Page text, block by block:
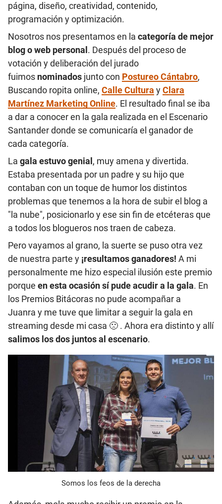
página, diseño, creatividad, contenido,
programación y optimización.
Nosotros nos presentamos en la categoría de mejor
blog o web personal . Después del proceso de
votación y deliberación del jurado
fuimos nominados junto con Postureo Cántabro,
Buscando ropita online, Calle Cultura yClara
Martínez Marketing Online. El resultado final se iba
a dar a conocer en la gala realizada en el Escenario
Santander donde se comunicaría el ganador de
cada categoría.
La gala estuvo genial , muy amena y divertida.
Estaba presentada por un padre y su hijo que
contaban con un toque de humor los distintos
problemas que tenemos a la hora de subir el blog a
"la nube", posicionarlo y ese sin fin de etcéteras que
a todos los blogueros nos traen de cabeza.
Pero vayamos al grano, la suerte se puso otra vez
de nuestra parte y ¡resultamos ganadores! A mi
personalmente me hizo especial ilusión este premio
porque en esta ocasión sí pude acudir a la gala. En
los Premios Bitácoras no pude acompañar a
Juanra y me tuve que limitar a seguir la gala en
streaming desde mi casa 🙁 . Ahora era distinto y allí
salimos los dos juntos al escenario.
Somos los feos de la derecha